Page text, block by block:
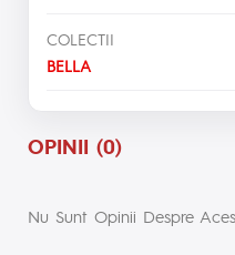
COLECTII
BELLA
OPINII (0)
Nu Sunt Opinii Despre